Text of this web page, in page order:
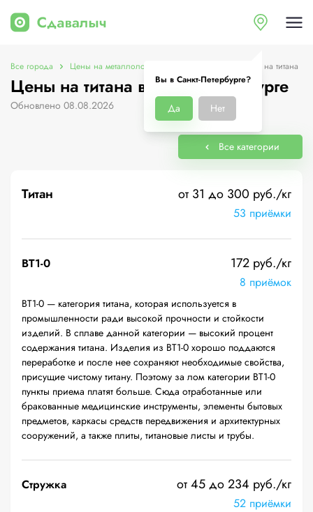
Вы в Санкт-Петербурге?
Да Нет
Все города Цены на металлолом в Санкт-Петербурге Цены на титана
Цены на титана в Санкт-Петербурге
Обновлено 08.08.2026
Все категории
Титан от 31 до 300 руб./кг
53 приёмки
ВТ1-0 172 руб./кг
8 приёмок
ВТ1-0 — категория титана, которая используется в
промышленности ради высокой прочности и стойкости
изделий. В сплаве данной категории — высокий процент
содержания титана. Изделия из ВТ1-0 хорошо поддаются
переработке и после нее сохраняют необходимые свойства,
присущие чистому титану. Поэтому за лом категории ВТ1-0
пункты приема платят больше. Сюда отработанные или
бракованные медицинские инструменты, элементы бытовых
предметов, каркасы средств передвижения и архитектурных
сооружений, а также плиты, титановые листы и трубы.
Стружка от 45 до 234 руб./кг
52 приёмки